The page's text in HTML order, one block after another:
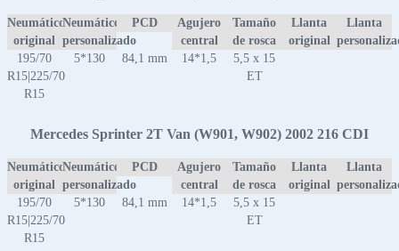
Neumático
original
Neumático
personalizado
PCD
Agujero
central
Tamaño
de rosca
Llanta
original
Llanta
195/70
R15|225/70
R15
5*130 84,1 mm 14*1,5
5,5 x 15
ET
Mercedes Sprinter 2T Van (W901, W902) 2002 216 CDI
Neumático
original
Neumático
personalizado
PCD
Agujero
central
Tamaño
de rosca
Llanta
original
Llanta
195/70
R15|225/70
R15
5*130 84,1 mm 14*1,5
5,5 x 15
ET